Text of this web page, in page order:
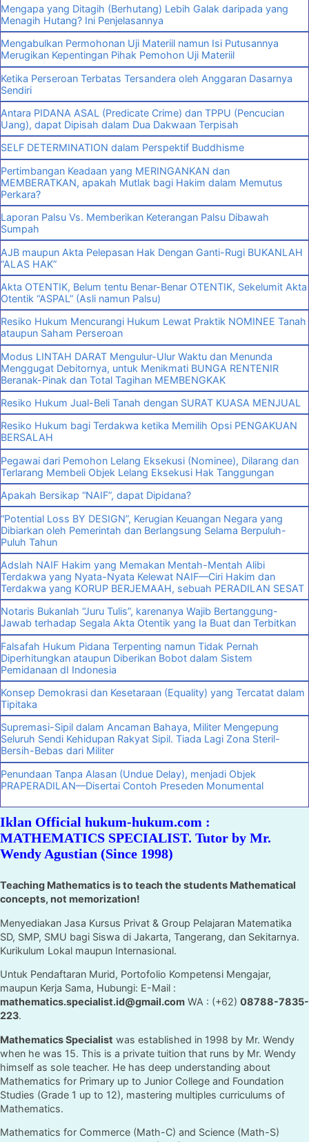
Mengapa yang Ditagih (Berhutang) Lebih Galak daripada yang
Menagih Hutang? Ini Penjelasannya
Mengabulkan Permohonan Uji Materiil namun Isi Putusannya
Merugikan Kepentingan Pihak Pemohon Uji Materiil
Ketika Perseroan Terbatas Tersandera oleh Anggaran Dasarnya
Sendiri
Antara PIDANA ASAL (Predicate Crime) dan TPPU (Pencucian
Uang), dapat Dipisah dalam Dua Dakwaan Terpisah
SELF DETERMINATION dalam Perspektif Buddhisme
Pertimbangan Keadaan yang MERINGANKAN dan
MEMBERATKAN, apakah Mutlak bagi Hakim dalam Memutus
Perkara?
Laporan Palsu Vs. Memberikan Keterangan Palsu Dibawah
Sumpah
AJB maupun Akta Pelepasan Hak Dengan Ganti-Rugi BUKANLAH
“ALAS HAK”
Akta OTENTIK, Belum tentu Benar-Benar OTENTIK, Sekelumit Akta
Otentik “ASPAL” (Asli namun Palsu)
Resiko Hukum Mencurangi Hukum Lewat Praktik NOMINEE Tanah
ataupun Saham Perseroan
Modus LINTAH DARAT Mengulur-Ulur Waktu dan Menunda
Menggugat Debitornya, untuk Menikmati BUNGA RENTENIR
Beranak-Pinak dan Total Tagihan MEMBENGKAK
Resiko Hukum Jual-Beli Tanah dengan SURAT KUASA MENJUAL
Resiko Hukum bagi Terdakwa ketika Memilih Opsi PENGAKUAN
BERSALAH
Pegawai dari Pemohon Lelang Eksekusi (Nominee), Dilarang dan
Terlarang Membeli Objek Lelang Eksekusi Hak Tanggungan
Apakah Bersikap “NAIF”, dapat Dipidana?
“Potential Loss BY DESIGN”, Kerugian Keuangan Negara yang
Dibiarkan oleh Pemerintah dan Berlangsung Selama Berpuluh-
Puluh Tahun
Adslah NAIF Hakim yang Memakan Mentah-Mentah Alibi
Terdakwa yang Nyata-Nyata Kelewat NAIF—Ciri Hakim dan
Terdakwa yang KORUP BERJEMAAH, sebuah PERADILAN SESAT
Notaris Bukanlah “Juru Tulis”, karenanya Wajib Bertanggung-
Jawab terhadap Segala Akta Otentik yang Ia Buat dan Terbitkan
Falsafah Hukum Pidana Terpenting namun Tidak Pernah
Diperhitungkan ataupun Diberikan Bobot dalam Sistem
Pemidanaan dI Indonesia
Konsep Demokrasi dan Kesetaraan (Equality) yang Tercatat dalam
Tipitaka
Supremasi-Sipil dalam Ancaman Bahaya, Militer Mengepung
Seluruh Sendi Kehidupan Rakyat Sipil. Tiada Lagi Zona Steril-
Bersih-Bebas dari Militer
Penundaan Tanpa Alasan (Undue Delay), menjadi Objek
PRAPERADILAN—Disertai Contoh Preseden Monumental
Iklan Official hukum-hukum.com :
MATHEMATICS SPECIALIST. Tutor by Mr.
Wendy Agustian (Since 1998)
Teaching Mathematics is to teach the students Mathematical
concepts, not memorization!
Menyediakan Jasa Kursus Privat & Group Pelajaran Matematika
SD, SMP, SMU bagi Siswa di Jakarta, Tangerang, dan Sekitarnya.
Kurikulum Lokal maupun Internasional.
Untuk Pendaftaran Murid, Portofolio Kompetensi Mengajar,
maupun Kerja Sama, Hubungi: E-Mail :
mathematics.specialist.id@gmail.com WA : (+62) 08788-7835-
223.
Mathematics Specialist was established in 1998 by Mr. Wendy
when he was 15. This is a private tuition that runs by Mr. Wendy
himself as sole teacher. He has deep understanding about
Mathematics for Primary up to Junior College and Foundation
Studies (Grade 1 up to 12), mastering multiples curriculums of
Mathematics.
Mathematics for Commerce (Math-C) and Science (Math-S)